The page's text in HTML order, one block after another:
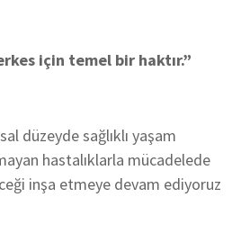
için temel bir haktır.”
düzeyde sağlıklı yaşam
hastalıklarla mücadelede
inşa etmeye devam ediyoruz